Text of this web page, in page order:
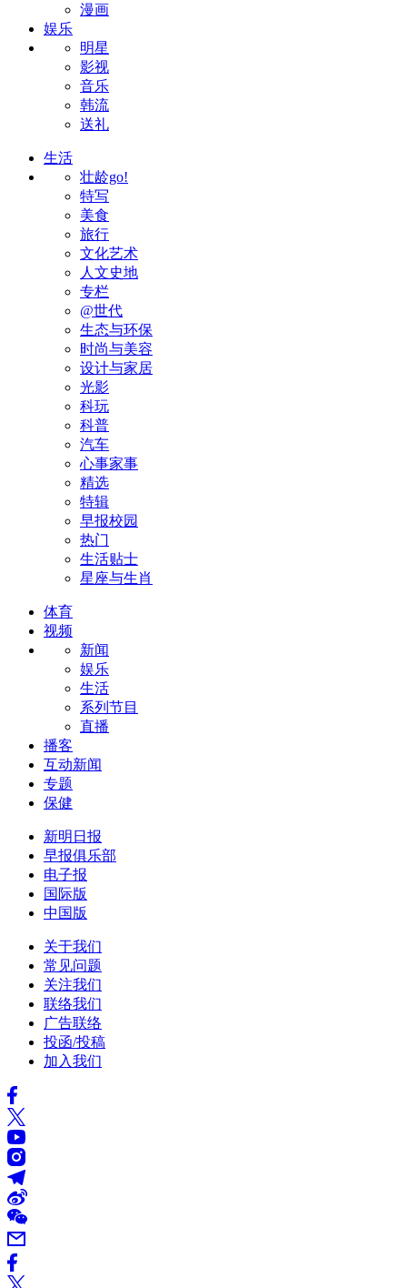
漫画
娱乐
明星
影视
音乐
韩流
送礼
生活
壮龄go!
特写
美食
旅行
文化艺术
人文史地
专栏
@世代
生态与环保
时尚与美容
设计与家居
光影
科玩
科普
汽车
心事家事
精选
特辑
早报校园
热门
生活贴士
星座与生肖
体育
视频
新闻
娱乐
生活
系列节目
直播
播客
互动新闻
专题
保健
新明日报
早报俱乐部
电子报
国际版
中国版
关于我们
常见问题
关注我们
联络我们
广告联络
投函/投稿
加入我们